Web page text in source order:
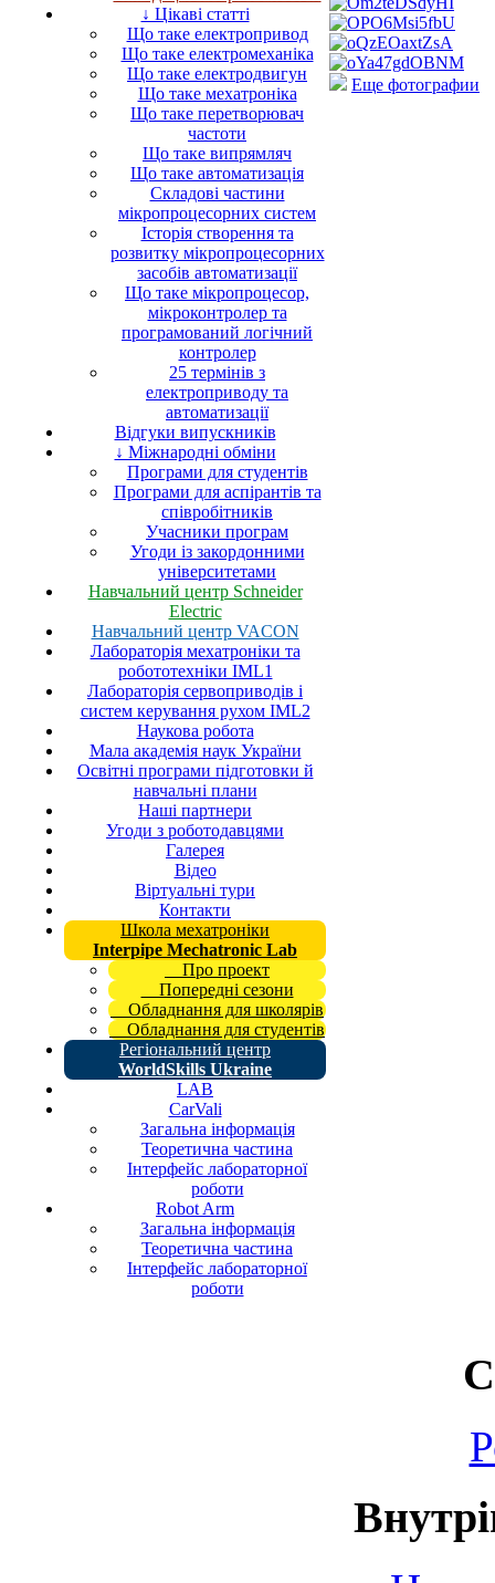
↓ Цікаві статті
Що таке електропривод
Що таке електромеханіка
Що таке електродвигун
Що таке мехатроніка
Що таке перетворювач
частоти
Що таке випрямляч
Що таке автоматизація
Складові частини
мікропроцесорних систем
Історія створення та
розвитку мікропроцесорних
засобів автоматизації
Що таке мікропроцесор,
мікроконтролер та
програмований логічний
контролер
25 термінів з
електроприводу та
автоматизації
Відгуки випускників
↓ Міжнародні обміни
Програми для студентів
Програми для аспірантів та
співробітників
Учасники програм
Угоди із закордонними
університетами
Навчальний центр Schneider
Electric
Навчальний центр VACON
Лабораторія мехатроніки та
робототехніки IML1
Лабораторія сервоприводів і
систем керування рухом IML2
Наукова робота
Мала академія наук України
Освітні програми підготовки й
навчальні плани
Наші партнери
Угоди з роботодавцями
Галерея
Відео
Віртуальні тури
Контакти
Школа мехатроніки
Interpipe Mechatronic Lab
Про проект
Попередні сезони
Обладнання для школярів
Обладнання для студентів
Регіональний центр
WorldSkills Ukraine
LAB
CarVali
Загальна інформація
Теоретична частина
Інтерфейс лабораторної
роботи
Robot Arm
Загальна інформація
Теоретична частина
Інтерфейс лабораторної
роботи
Еще фотографии